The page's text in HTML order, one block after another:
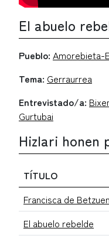
El abuelo
Pueblo: Amorebieta-
Tema: Gerraurrea
Entrevistado/a:
Gurtubai
Hizlari honen
TÍTULO
Francisca de
El abuelo rebelde